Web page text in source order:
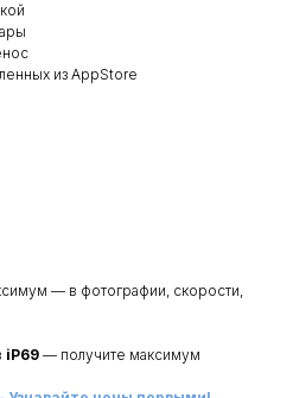
из AppStore
— в фотографии, скорости,
iP69 — получите максимум